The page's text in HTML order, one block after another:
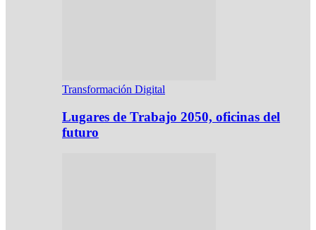
Transformación Digital
Lugares de Trabajo 2050, oficinas del
futuro